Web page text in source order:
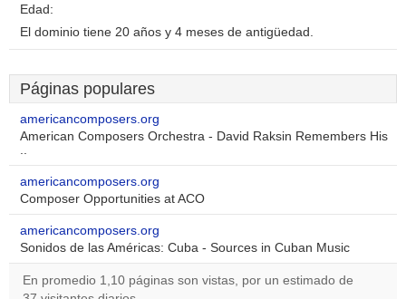
Edad:
El dominio tiene 20 años y 4 meses de antigüedad.
Páginas populares
americancomposers.org
American Composers Orchestra - David Raksin Remembers His
..
americancomposers.org
Composer Opportunities at ACO
americancomposers.org
Sonidos de las Américas: Cuba - Sources in Cuban Music
En promedio 1,10 páginas son vistas, por un estimado de